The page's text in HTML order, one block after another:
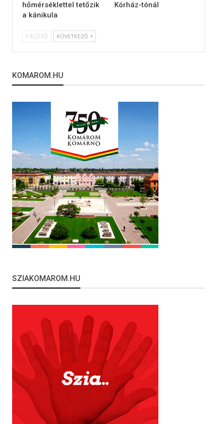
hőmérséklettel tetőzik
a kánikula
Kórház-tónál
ELŐZŐ KÖVETKEZŐ
KOMAROM.HU
SZIAKOMAROM.HU